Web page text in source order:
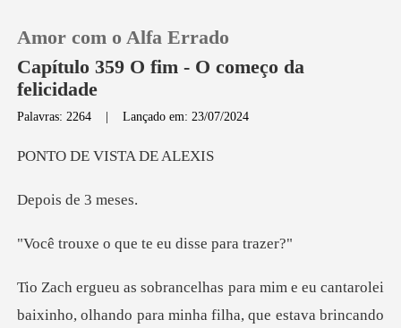
Sair
Amor com o Alfa Errado
Capítulo 359 O fim - O começo da
felicidade
Palavras: 2264 |Lançado em: 23/07/2024
VISTA D
de 3
que te eu dis
cantarolei
baixinho, olhando para minha filha,